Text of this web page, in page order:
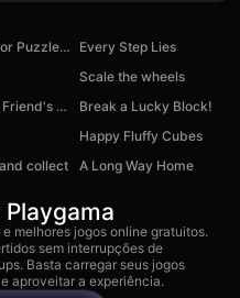
SandSort Color Puzzle Game
Every Step Lies
Scale the wheels
Chat with My Friend's Brother
Break a Lucky Block!
Happy Fluffy Cubes
collect A Long Way Home
melhores jogos online gratuitos.
sem interrupções de
Basta carregar seus jogos
aproveitar a experiência.